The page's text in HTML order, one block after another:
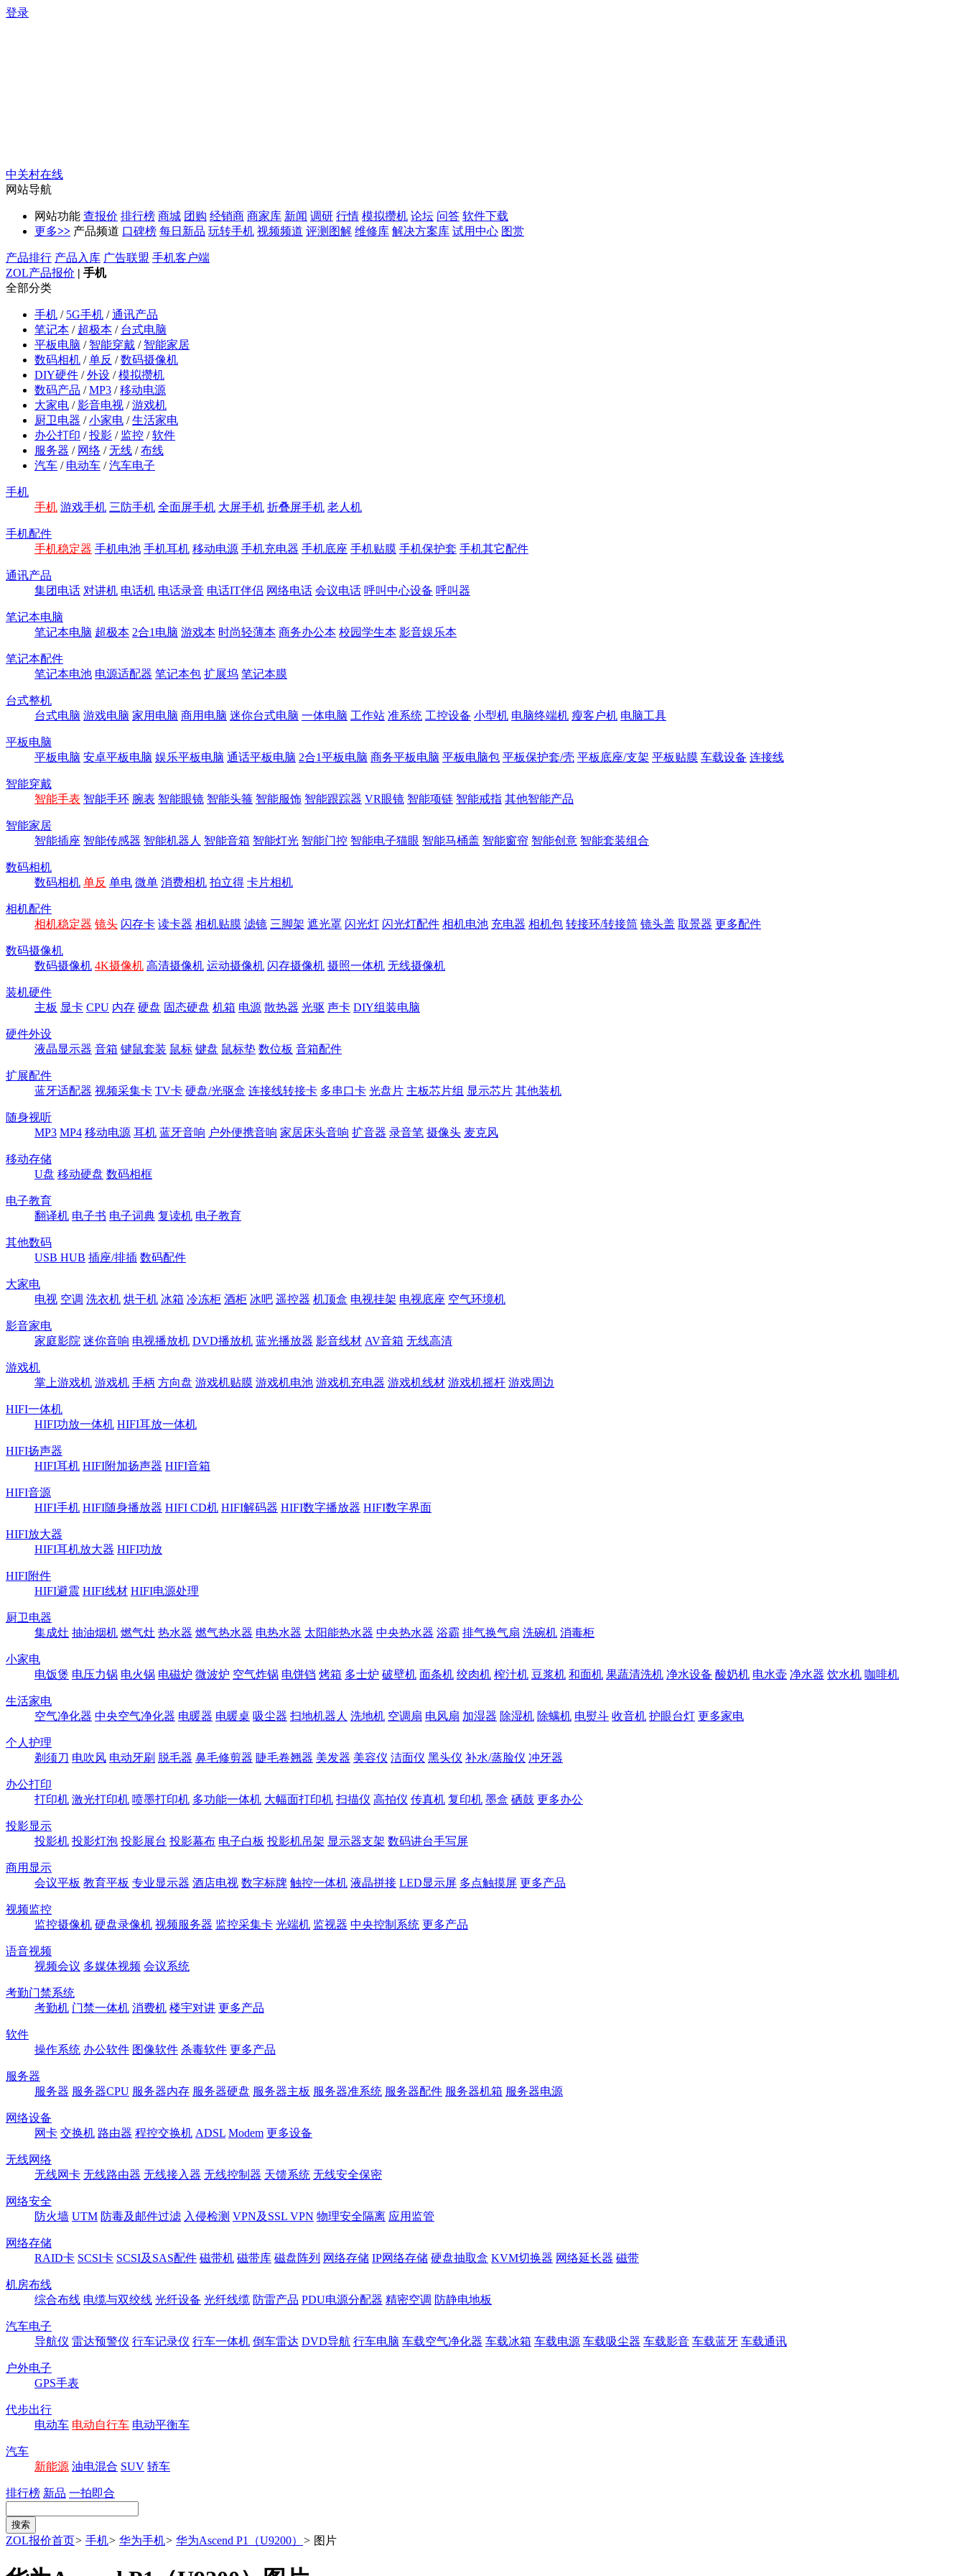
登录
中关村在线
网站导航
网站功能 查报价 排行榜 商城 团购 经销商 商家库 新闻 调研 行情 模拟攒机 论坛 问答 软件下载
更多>> 产品频道 口碑榜 每日新品 玩转手机 视频频道 评测图解 维修库 解决方案库 试用中心 图赏
产品排行 产品入库 广告联盟 手机客户端
ZOL产品报价 | 手机
全部分类
手机 / 5G手机 /通讯产品
笔记本 / 超极本 / 台式电脑
平板电脑 / 智能穿戴 / 智能家居
数码相机 /单反 /数码摄像机
DIY硬件 /外设 /模拟攒机
数码产品 /MP3 /移动电源
大家电 /影音电视 /游戏机
厨卫电器 /小家电 /生活家电
办公打印 /投影 / 监控 /软件
服务器 / 网络 /无线 /布线
汽车 / 电动车 /汽车电子
手机
手机 游戏手机 三防手机 全面屏手机 大屏手机 折叠屏手机 老人机
手机配件
手机稳定器 手机电池 手机耳机 移动电源 手机充电器 手机底座 手机贴膜 手机保护套 手机其它配件
通讯产品
集团电话 对讲机 电话机 电话录音 电话IT伴侣 网络电话 会议电话 呼叫中心设备 呼叫器
笔记本电脑
笔记本电脑 超极本 2合1电脑 游戏本 时尚轻薄本 商务办公本 校园学生本 影音娱乐本
笔记本配件
笔记本电池 电源适配器 笔记本包 扩展坞 笔记本膜
台式整机
台式电脑 游戏电脑 家用电脑 商用电脑 迷你台式电脑 一体电脑 工作站 准系统 工控设备 小型机 电脑终端机 瘦客户机 电脑工具
平板电脑
平板电脑 安卓平板电脑 娱乐平板电脑 通话平板电脑 2合1平板电脑 商务平板电脑 平板电脑包 平板保护套/壳 平板底座/支架 平板贴膜 车载设备 连接线
智能穿戴
智能手表 智能手环 腕表 智能眼镜 智能头箍 智能服饰 智能跟踪器 VR眼镜 智能项链 智能戒指 其他智能产品
智能家居
智能插座 智能传感器 智能机器人 智能音箱 智能灯光 智能门控 智能电子猫眼 智能马桶盖 智能窗帘 智能创意 智能套装组合
数码相机
数码相机 单反 单电 微单 消费相机 拍立得 卡片相机
相机配件
相机稳定器 镜头 闪存卡 读卡器 相机贴膜 滤镜 三脚架 遮光罩 闪光灯 闪光灯配件 相机电池 充电器 相机包 转接环/转接筒 镜头盖 取景器 更多配件
数码摄像机
数码摄像机 4K摄像机 高清摄像机 运动摄像机 闪存摄像机 摄照一体机 无线摄像机
装机硬件
主板 显卡 CPU 内存 硬盘 固态硬盘 机箱 电源 散热器 光驱 声卡 DIY组装电脑
硬件外设
液晶显示器 音箱 键鼠套装 鼠标 键盘 鼠标垫 数位板 音箱配件
扩展配件
蓝牙适配器 视频采集卡 TV卡 硬盘/光驱盒 连接线转接卡 多串口卡 光盘片 主板芯片组 显示芯片 其他装机
随身视听
MP3 MP4 移动电源 耳机 蓝牙音响 户外便携音响 家居床头音响 扩音器 录音笔 摄像头 麦克风
移动存储
U盘 移动硬盘 数码相框
电子教育
翻译机 电子书 电子词典 复读机 电子教育
其他数码
USB HUB 插座/排插 数码配件
大家电
电视 空调 洗衣机 烘干机 冰箱 冷冻柜 酒柜 冰吧 遥控器 机顶盒 电视挂架 电视底座 空气环境机
影音家电
家庭影院 迷你音响 电视播放机 DVD播放机 蓝光播放器 影音线材 AV音箱 无线高清
游戏机
掌上游戏机 游戏机 手柄 方向盘 游戏机贴膜 游戏机电池 游戏机充电器 游戏机线材 游戏机摇杆 游戏周边
HIFI一体机
HIFI功放一体机 HIFI耳放一体机
HIFI扬声器
HIFI耳机 HIFI附加扬声器 HIFI音箱
HIFI音源
HIFI手机 HIFI随身播放器 HIFI CD机 HIFI解码器 HIFI数字播放器 HIFI数字界面
HIFI放大器
HIFI耳机放大器 HIFI功放
HIFI附件
HIFI避震 HIFI线材 HIFI电源处理
厨卫电器
集成灶 抽油烟机 燃气灶 热水器 燃气热水器 电热水器 太阳能热水器 中央热水器 浴霸 排气换气扇 洗碗机 消毒柜
小家电
电饭煲 电压力锅 电火锅 电磁炉 微波炉 空气炸锅 电饼铛 烤箱 多士炉 破壁机 面条机 绞肉机 榨汁机 豆浆机 和面机 果蔬清洗机 净水设备 酸奶机 电水壶 净水器 饮水机 咖啡机
生活家电
空气净化器 中央空气净化器 电暖器 电暖桌 吸尘器 扫地机器人 洗地机 空调扇 电风扇 加湿器 除湿机 除螨机 电熨斗 收音机 护眼台灯 更多家电
个人护理
剃须刀 电吹风 电动牙刷 脱毛器 鼻毛修剪器 睫毛卷翘器 美发器 美容仪 洁面仪 黑头仪 补水/蒸脸仪 冲牙器
办公打印
打印机 激光打印机 喷墨打印机 多功能一体机 大幅面打印机 扫描仪 高拍仪 传真机 复印机 墨盒 硒鼓 更多办公
投影显示
投影机 投影灯泡 投影展台 投影幕布 电子白板 投影机吊架 显示器支架 数码讲台手写屏
商用显示
会议平板 教育平板 专业显示器 酒店电视 数字标牌 触控一体机 液晶拼接 LED显示屏 多点触摸屏 更多产品
视频监控
监控摄像机 硬盘录像机 视频服务器 监控采集卡 光端机 监视器 中央控制系统 更多产品
语音视频
视频会议 多媒体视频 会议系统
考勤门禁系统
考勤机 门禁一体机 消费机 楼宇对讲 更多产品
软件
操作系统 办公软件 图像软件 杀毒软件 更多产品
服务器
服务器 服务器CPU 服务器内存 服务器硬盘 服务器主板 服务器准系统 服务器配件 服务器机箱 服务器电源
网络设备
网卡 交换机 路由器 程控交换机 ADSL Modem 更多设备
无线网络
无线网卡 无线路由器 无线接入器 无线控制器 天馈系统 无线安全保密
网络安全
防火墙 UTM 防毒及邮件过滤 入侵检测 VPN及SSL VPN 物理安全隔离 应用监管
网络存储
RAID卡 SCSI卡 SCSI及SAS配件 磁带机 磁带库 磁盘阵列 网络存储 IP网络存储 硬盘抽取盒 KVM切换器 网络延长器 磁带
机房布线
综合布线 电缆与双绞线 光纤设备 光纤线缆 防雷产品 PDU电源分配器 精密空调 防静电地板
汽车电子
导航仪 雷达预警仪 行车记录仪 行车一体机 倒车雷达 DVD导航 行车电脑 车载空气净化器 车载冰箱 车载电源 车载吸尘器 车载影音 车载蓝牙 车载通讯
户外电子
GPS手表
代步出行
电动车 电动自行车 电动平衡车
汽车
新能源 油电混合 SUV 轿车
排行榜 新品 一拍即合
ZOL报价首页> 手机> 华为手机> 华为Ascend P1（U9200） > 图片